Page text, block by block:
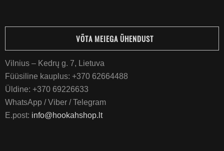
VÕTA MEIEGA ÜHENDUST
Vilnius – Kedrų g. 7, Lietuva
Füüsiline kauplus: +370 62664488
Üldine: +370 69226633
WhatsApp / Viber / Telegram
E.post: info@hookahshop.lt